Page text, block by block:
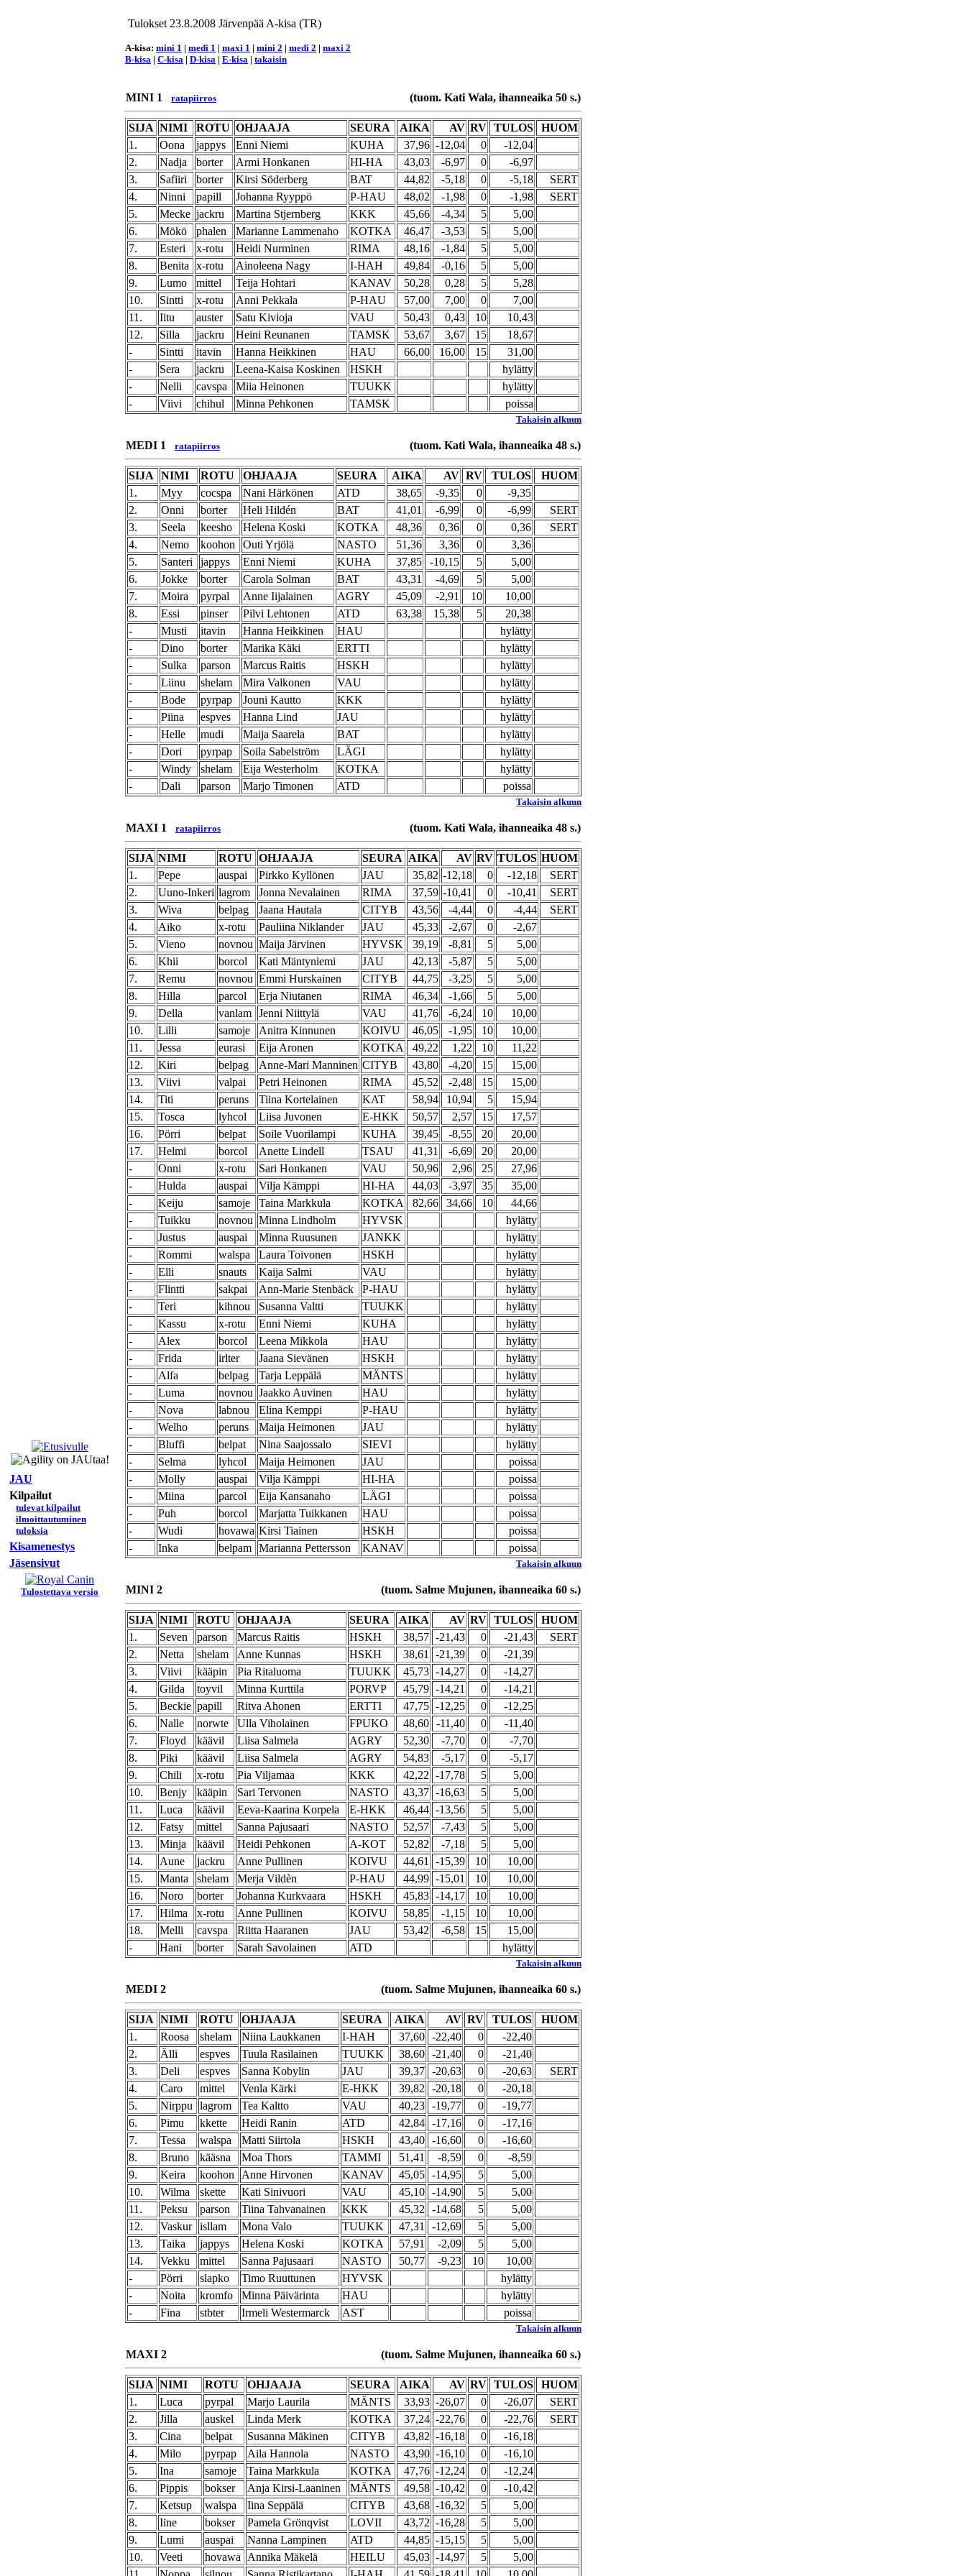
JAU
Kilpailut
tulevat kilpailut
ilmoittautuminen
tuloksia
Kisamenestys
Jäsensivut
Tulostettava versio
Tulokset 23.8.2008 Järvenpää A-kisa (TR)
A-kisa: mini 1 | medi 1 | maxi 1 | mini 2 | medi 2 | maxi 2
B-kisa | C-kisa | D-kisa | E-kisa | takaisin
MINI 1 ratapiirros (tuom. Kati Wala, ihanneaika 50 s.)
SIJA NIMI ROTU OHJAAJA SEURA AIKA AV RV TULOS
HUOM
1.
Oona jappys Enni Niemi KUHA 37,96 -12,04 0
-12,04
2.
Nadja borter Armi Honkanen HI-HA 43,03 -6,97 0
-6,97
3.
Safiiri borter Kirsi Söderberg BAT 44,82 -5,18 0 -5,18
SERT
4.
Ninni papill Johanna Ryyppö P-HAU 48,02 -1,98 0 -1,98
SERT
5.
Mecke jackru Martina Stjernberg KKK 45,66 -4,34 5
5,00
6.
Mökö phalen Marianne Lammenaho KOTKA 46,47 -3,53 5
5,00
7.
Esteri x-rotu Heidi Nurminen RIMA 48,16 -1,84 5
5,00
8.
Benita x-rotu Ainoleena Nagy I-HAH 49,84 -0,16 5
5,00
9.
Lumo mittel Teija Hohtari KANAV 50,28 0,28 5
5,28
10.
Sintti x-rotu Anni Pekkala P-HAU 57,00 7,00 0
7,00
11.
Iitu auster Satu Kivioja VAU 50,43 0,43 10
10,43
12.
Silla jackru Heini Reunanen TAMSK 53,67 3,67 15
18,67
-
Sintti itavin Hanna Heikkinen HAU 66,00 16,00 15
31,00
-
Sera jackru Leena-Kaisa Koskinen HSKH
hylätty
-
Nelli cavspa Miia Heinonen TUUKK
hylätty
-
Viivi chihul Minna Pehkonen TAMSK poissa
Takaisin alkuun
MEDI 1 ratapiirros (tuom. Kati Wala, ihanneaika 48 s.)
SIJA NIMI ROTU OHJAAJA SEURA AIKA AV RV TULOS
HUOM
1.
Myy cocspa Nani Härkönen ATD 38,65 -9,35 0
-9,35
2.
Onni borter Heli Hildén BAT 41,01 -6,99 0 -6,99
SERT
3.
Seela keesho Helena Koski KOTKA 48,36 0,36 0 0,36
SERT
4.
Nemo koohon Outi Yrjölä NASTO 51,36 3,36 0
3,36
5.
Santeri jappys Enni Niemi KUHA 37,85 -10,15 5
5,00
6.
Jokke borter Carola Solman BAT 43,31 -4,69 5
5,00
7.
Moira pyrpal Anne Iijalainen AGRY 45,09 -2,91 10
10,00
8.
Essi pinser Pilvi Lehtonen ATD 63,38 15,38 5
20,38
-
Musti itavin Hanna Heikkinen HAU
hylätty
-
Dino borter Marika Käki ERTTI
hylätty
-
Sulka parson Marcus Raitis HSKH
hylätty
-
Liinu shelam Mira Valkonen VAU
hylätty
-
Bode pyrpap Jouni Kautto KKK
hylätty
-
Piina espves Hanna Lind JAU
hylätty
-
Helle mudi Maija Saarela BAT
hylätty
-
Dori pyrpap Soila Sabelström LÄGI
hylätty
-
Windy shelam Eija Westerholm KOTKA
hylätty
-
Dali parson Marjo Timonen ATD poissa
Takaisin alkuun
MAXI 1 ratapiirros (tuom. Kati Wala, ihanneaika 48 s.)
SIJA NIMI ROTU OHJAAJA SEURA AIKA AV RV TULOS HUOM
1.
Pepe auspai Pirkko Kyllönen JAU 35,82 -12,18 0 -12,18
SERT
2.
Uuno-Inkeri lagrom Jonna Nevalainen RIMA 37,59 -10,41 0 -10,41
SERT
3.
Wiva belpag Jaana Hautala CITYB 43,56 -4,44 0 -4,44
SERT
4.
Aiko x-rotu Pauliina Niklander JAU 45,33 -2,67 0
-2,67
5.
Vieno novnou Maija Järvinen HYVSK 39,19 -8,81 5
5,00
6.
Khii borcol Kati Mäntyniemi JAU 42,13 -5,87 5
5,00
7.
Remu novnou Emmi Hurskainen CITYB 44,75 -3,25 5
5,00
8.
Hilla parcol Erja Niutanen RIMA 46,34 -1,66 5
5,00
9.
Della vanlam Jenni Niittylä VAU 41,76 -6,24 10
10,00
10.
Lilli samoje Anitra Kinnunen KOIVU 46,05 -1,95 10
10,00
11.
Jessa eurasi Eija Aronen KOTKA 49,22 1,22 10
11,22
12.
Kiri belpag Anne-Mari Manninen CITYB 43,80 -4,20 15
15,00
13.
Viivi valpai Petri Heinonen RIMA 45,52 -2,48 15
15,00
14.
Titi peruns Tiina Kortelainen KAT 58,94 10,94 5
15,94
15.
Tosca lyhcol Liisa Juvonen E-HKK 50,57 2,57 15
17,57
16.
Pörri belpat Soile Vuorilampi KUHA 39,45 -8,55 20
20,00
17.
Helmi borcol Anette Lindell TSAU 41,31 -6,69 20
20,00
-
Onni x-rotu Sari Honkanen VAU 50,96 2,96 25
27,96
-
Hulda auspai Vilja Kämppi HI-HA 44,03 -3,97 35
35,00
-
Keiju samoje Taina Markkula KOTKA 82,66 34,66 10
44,66
-
Tuikku novnou Minna Lindholm HYVSK
hylätty
-
Justus auspai Minna Ruusunen JANKK
hylätty
-
Rommi walspa Laura Toivonen HSKH
hylätty
-
Elli snauts Kaija Salmi VAU
hylätty
-
Flintti sakpai Ann-Marie Stenbäck P-HAU
hylätty
-
Teri kihnou Susanna Valtti TUUKK
hylätty
-
Kassu x-rotu Enni Niemi KUHA
hylätty
-
Alex borcol Leena Mikkola HAU
hylätty
-
Frida irlter Jaana Sievänen HSKH
hylätty
-
Alfa belpag Tarja Leppälä MÄNTS
hylätty
-
Luma novnou Jaakko Auvinen HAU
hylätty
-
Nova labnou Elina Kemppi P-HAU
hylätty
-
Welho peruns Maija Heimonen JAU
hylätty
-
Bluffi belpat Nina Saajossalo SIEVI
hylätty
-
Selma lyhcol Maija Heimonen JAU
poissa
-
Molly auspai Vilja Kämppi HI-HA
poissa
-
Miina parcol Eija Kansanaho LÄGI
poissa
-
Puh borcol Marjatta Tuikkanen HAU
poissa
-
Wudi hovawa Kirsi Tiainen HSKH
poissa
-
Inka belpam Marianna Pettersson KANAV poissa
Takaisin alkuun
MINI 2 (tuom. Salme Mujunen, ihanneaika 60 s.)
SIJA NIMI ROTU OHJAAJA SEURA AIKA AV RV TULOS
HUOM
1.
Seven parson Marcus Raitis HSKH 38,57 -21,43 0 -21,43
SERT
2.
Netta shelam Anne Kunnas HSKH 38,61 -21,39 0
-21,39
3.
Viivi kääpin Pia Ritaluoma TUUKK 45,73 -14,27 0
-14,27
4.
Gilda toyvil Minna Kurttila PORVP 45,79 -14,21 0
-14,21
5.
Beckie papill Ritva Ahonen ERTTI 47,75 -12,25 0
-12,25
6.
Nalle norwte Ulla Viholainen FPUKO 48,60 -11,40 0
-11,40
7.
Floyd käävil Liisa Salmela AGRY 52,30 -7,70 0
-7,70
8.
Piki käävil Liisa Salmela AGRY 54,83 -5,17 0
-5,17
9.
Chili x-rotu Pia Viljamaa KKK 42,22 -17,78 5
5,00
10.
Benjy kääpin Sari Tervonen NASTO 43,37 -16,63 5
5,00
11.
Luca käävil Eeva-Kaarina Korpela E-HKK 46,44 -13,56 5
5,00
12.
Fatsy mittel Sanna Pajusaari NASTO 52,57 -7,43 5
5,00
13.
Minja käävil Heidi Pehkonen A-KOT 52,82 -7,18 5
5,00
14.
Aune jackru Anne Pullinen KOIVU 44,61 -15,39 10
10,00
15.
Manta shelam Merja Vildèn P-HAU 44,99 -15,01 10
10,00
16.
Noro borter Johanna Kurkvaara HSKH 45,83 -14,17 10
10,00
17.
Hilma x-rotu Anne Pullinen KOIVU 58,85 -1,15 10
10,00
18.
Melli cavspa Riitta Haaranen JAU 53,42 -6,58 15
15,00
-
Hani borter Sarah Savolainen ATD hylätty
Takaisin alkuun
MEDI 2 (tuom. Salme Mujunen, ihanneaika 60 s.)
SIJA NIMI ROTU OHJAAJA SEURA AIKA AV RV TULOS
HUOM
1.
Roosa shelam Niina Laukkanen I-HAH 37,60 -22,40 0
-22,40
2.
Älli espves Tuula Rasilainen TUUKK 38,60 -21,40 0
-21,40
3.
Deli espves Sanna Kobylin JAU 39,37 -20,63 0 -20,63
SERT
4.
Caro mittel Venla Kärki E-HKK 39,82 -20,18 0
-20,18
5.
Nirppu lagrom Tea Kaltto VAU 40,23 -19,77 0
-19,77
6.
Pimu kkette Heidi Ranin ATD 42,84 -17,16 0
-17,16
7.
Tessa walspa Matti Siirtola HSKH 43,40 -16,60 0
-16,60
8.
Bruno kääsna Moa Thors TAMMI 51,41 -8,59 0
-8,59
9.
Keira koohon Anne Hirvonen KANAV 45,05 -14,95 5
5,00
10.
Wilma skette Kati Sinivuori VAU 45,10 -14,90 5
5,00
11.
Peksu parson Tiina Tahvanainen KKK 45,32 -14,68 5
5,00
12.
Vaskur isllam Mona Valo TUUKK 47,31 -12,69 5
5,00
13.
Taika jappys Helena Koski KOTKA 57,91 -2,09 5
5,00
14.
Vekku mittel Sanna Pajusaari NASTO 50,77 -9,23 10
10,00
-
Pörri slapko Timo Ruuttunen HYVSK
hylätty
-
Noita kromfo Minna Päivärinta HAU
hylätty
-
Fina stbter Irmeli Westermarck AST poissa
Takaisin alkuun
MAXI 2 (tuom. Salme Mujunen, ihanneaika 60 s.)
SIJA NIMI ROTU OHJAAJA SEURA AIKA AV RV TULOS
HUOM
1.
Luca pyrpal Marjo Laurila MÄNTS 33,93 -26,07 0 -26,07
SERT
2.
Jilla auskel Linda Merk KOTKA 37,24 -22,76 0 -22,76
SERT
3.
Cina belpat Susanna Mäkinen CITYB 43,82 -16,18 0
-16,18
4.
Milo pyrpap Aila Hannola NASTO 43,90 -16,10 0
-16,10
5.
Ina samoje Taina Markkula KOTKA 47,76 -12,24 0
-12,24
6.
Pippis bokser Anja Kirsi-Laaninen MÄNTS 49,58 -10,42 0
-10,42
7.
Ketsup walspa Iina Seppälä CITYB 43,68 -16,32 5
5,00
8.
Iine bokser Pamela Grönqvist LOVII 43,72 -16,28 5
5,00
9.
Lumi auspai Nanna Lampinen ATD 44,85 -15,15 5
5,00
10.
Veeti hovawa Annika Mäkelä HEILU 45,03 -14,97 5
5,00